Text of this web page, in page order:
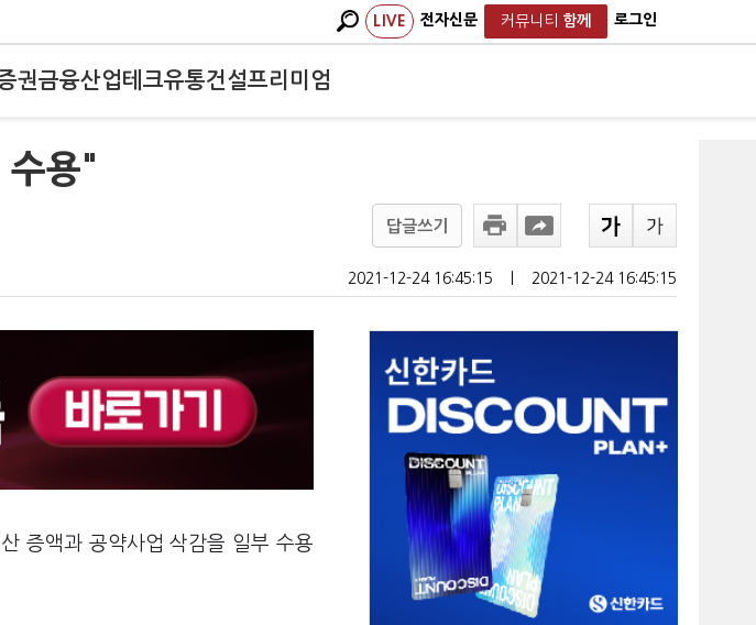
LIVE 전자신문 커뮤니티 함께 로그인
권금융산업테크유통건설프리미엄
수용"
답글쓰기
2021-12-24 16:45:15 2021-12-24 16:45:15
증액과 공약사업 삭감을 일부 수용